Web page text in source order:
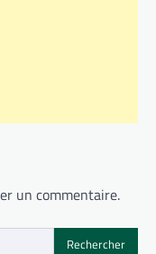
un commentaire.